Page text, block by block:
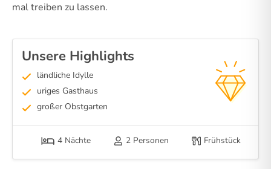
mal treiben zu lassen.
Unsere Highlights
ländliche Idylle
uriges Gasthaus
großer Obstgarten
4 Nächte 2 Personen Frühstück